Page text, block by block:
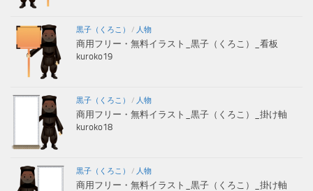
黒子（くろこ） / 人物
商用フリー・無料イラスト_黒子（くろこ）_看板
kuroko19
黒子（くろこ） / 人物
商用フリー・無料イラスト_黒子（くろこ）_掛け軸
kuroko18
黒子（くろこ） / 人物
商用フリー・無料イラスト_黒子（くろこ）_掛け軸